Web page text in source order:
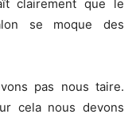
clairement que le
se moque des
pas nous taire.
cela nous devons